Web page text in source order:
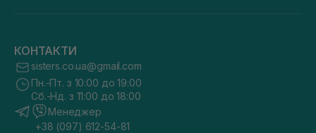
КОНТАКТИ
sisters.co.ua@gmail.com
Пн.-Пт. з 10:00 до 19:00
Сб.-Нд. з 11:00 до 18:00
Менеджер
+38 (097) 612-54-81